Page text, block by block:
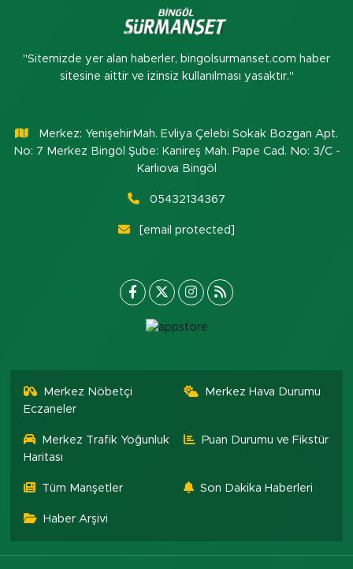
"Sitemizde yer alan haberler, bingolsurmanset.com haber
sitesine aittir ve izinsiz kullanılması yasaktır."
Merkez: YenişehirMah. Evliya Çelebi Sokak Bozgan Apt.
No: 7 Merkez Bingöl Şube: Kanireş Mah. Pape Cad. No: 3/C -
Karlıova Bingöl
05432134367
[email protected]
Merkez Nöbetçi
Eczaneler
Merkez Hava Durumu
Merkez Trafik Yoğunluk
Haritası
Puan Durumu ve Fikstür
Tüm Manşetler Son Dakika Haberleri
Haber Arşivi